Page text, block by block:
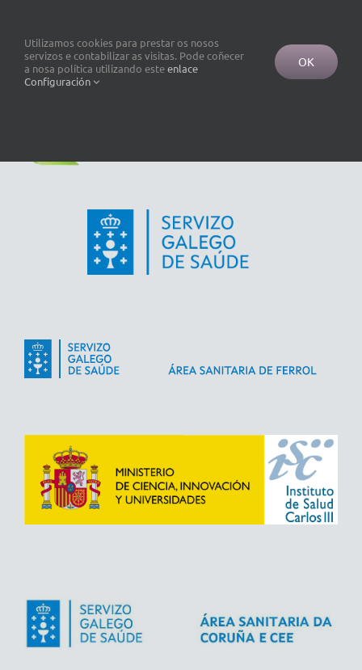
Utilizamos cookies para prestar os nosos
servizos e contabilizar as visitas. Pode coñecer
a nosa política utilizando esteenlace
Configuración
OK